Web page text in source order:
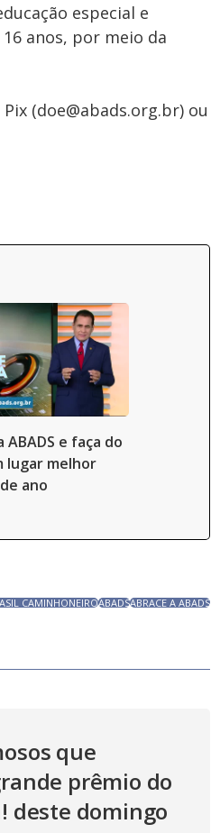
especial e
anos, por meio da
(doe@abads.org.br) ou
ABADS e faça do
lugar melhor
ano
CAMINHONEIROABADSABRACE A ABADS
que
prêmio do
deste domingo